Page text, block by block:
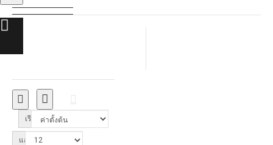
0 รายการ - 0.00฿
เรียงลำดับ:
แสดง: